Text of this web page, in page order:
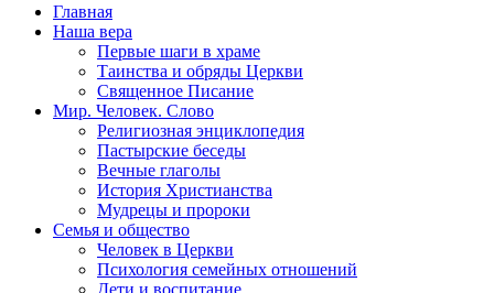
Главная
Наша вера
Первые шаги в храме
Таинства и обряды Церкви
Священное Писание
Мир. Человек. Слово
Религиозная энциклопедия
Пастырские беседы
Вечные глаголы
История Христианства
Мудрецы и пророки
Семья и общество
Человек в Церкви
Психология семейных отношений
Дети и воспитание